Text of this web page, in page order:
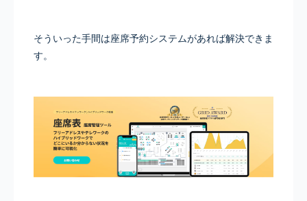
そういった手間は座席予約システムがあれば解決できま
す。